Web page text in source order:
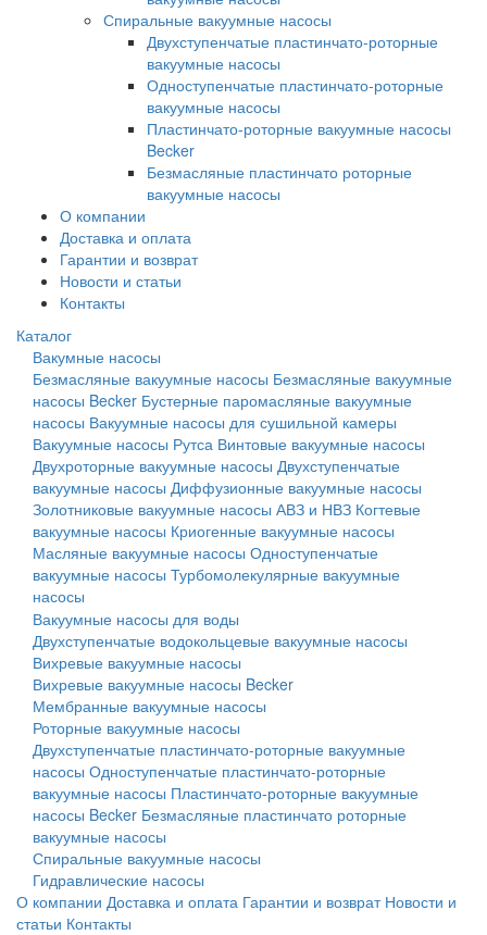
Спиральные вакуумные насосы
Двухступенчатые пластинчато-роторные
вакуумные насосы
Одноступенчатые пластинчато-роторные
вакуумные насосы
Пластинчато-роторные вакуумные насосы
Becker
Безмасляные пластинчато роторные
вакуумные насосы
О компании
Доставка и оплата
Гарантии и возврат
Новости и статьи
Контакты
Каталог
Вакумные насосы
Безмасляные вакуумные насосы Безмасляные вакуумные
насосы Becker Бустерные паромасляные вакуумные
насосы Вакуумные насосы для сушильной камеры
Вакуумные насосы Рутса Винтовые вакуумные насосы
Двухроторные вакуумные насосы Двухступенчатые
вакуумные насосы Диффузионные вакуумные насосы
Золотниковые вакуумные насосы АВЗ и НВЗ Когтевые
вакуумные насосы Криогенные вакуумные насосы
Масляные вакуумные насосы Одноступенчатые
вакуумные насосы Турбомолекулярные вакуумные
насосы
Вакуумные насосы для воды
Двухступенчатые водокольцевые вакуумные насосы
Вихревые вакуумные насосы
Вихревые вакуумные насосы Becker
Мембранные вакуумные насосы
Роторные вакуумные насосы
Двухступенчатые пластинчато-роторные вакуумные
насосы Одноступенчатые пластинчато-роторные
вакуумные насосы Пластинчато-роторные вакуумные
насосы Becker Безмасляные пластинчато роторные
вакуумные насосы
Спиральные вакуумные насосы
Гидравлические насосы
О компании Доставка и оплата Гарантии и возврат Новости и
статьи Контакты